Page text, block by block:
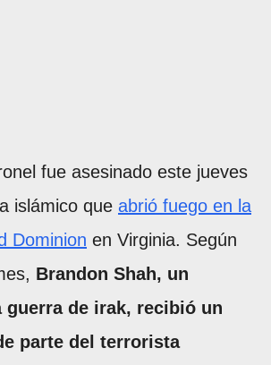
fue asesinado este jueves
islámico que abrió fuego en la
Dominion en Virginia. Según
Brandon Shah, un
guerra de irak, recibió un
parte del terrorista